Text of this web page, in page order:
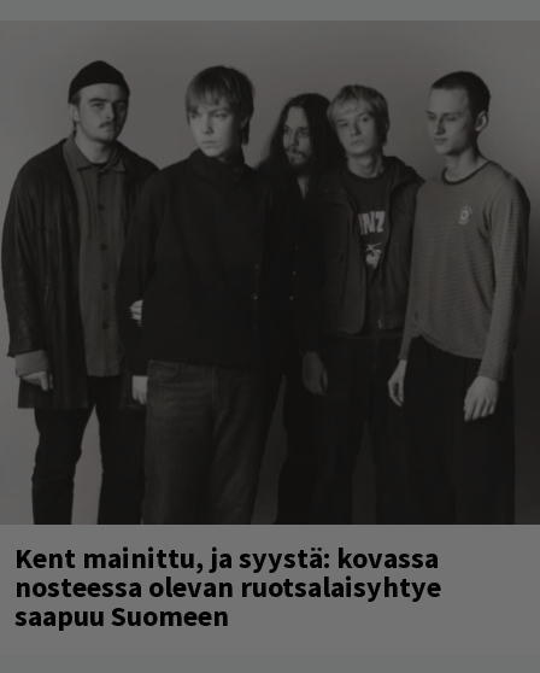
Kent mainittu, ja syystä: kovassa
nosteessa olevan ruotsalaisyhtye
saapuu Suomeen